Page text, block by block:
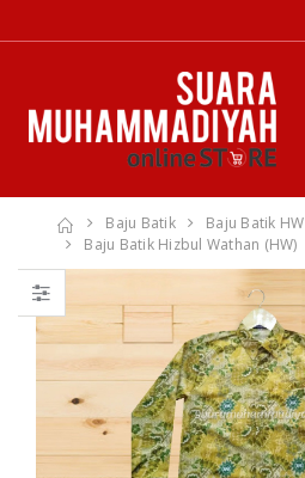
Baju Batik
Baju Batik HW
Baju Batik Hizbul Wathan (HW)
Cara Shalat
Menurut
Himpunan
Putusan Tarjih
Muhammadiyah
Rp. 31.000